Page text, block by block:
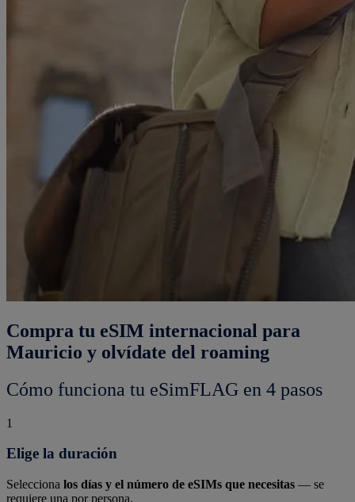
Compra tu eSIM internacional para
Mauricio y olvídate del roaming
Cómo funciona tu eSimFLAG en 4 pasos
1
Elige la duración
Selecciona los días y el número de eSIMs que necesitas — se
requiere una por persona.